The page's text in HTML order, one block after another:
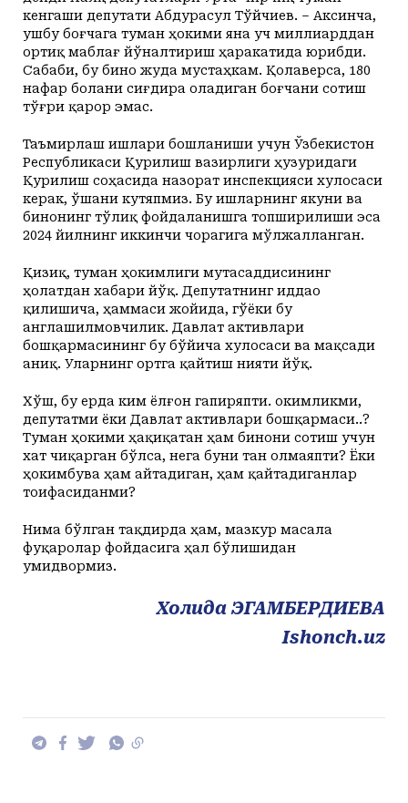
кенгаши депутати Абдурасул Тўйчиев. – Аксинча,
ушбу боғчага туман ҳокими яна уч миллиарддан
ортиқ маблағ йўналтириш ҳаракатида юрибди.
Сабаби, бу бино жуда мустаҳкам. Қолаверса, 180
нафар болани сиғдира оладиган боғчани сотиш
тўғри қарор эмас.
Таъмирлаш ишлари бошланиши учун Ўзбекистон
Республикаси Қурилиш вазирлиги ҳузуридаги
Қурилиш соҳасида назорат инспекцияси хулосаси
керак, ўшани кутяпмиз. Бу ишларнинг якуни ва
бинонинг тўлиқ фойдаланишга топширилиши эса
2024 йилнинг иккинчи чорагига мўлжалланган.
Қизиқ, туман ҳокимлиги мутасаддисининг
ҳолатдан хабари йўқ. Депутатнинг иддао
қилишича, ҳаммаси жойида, гўёки бу
англашилмовчилик. Давлат активлари
бошқармасининг бу бўйича хулосаси ва мақсади
аниқ. Уларнинг ортга қайтиш нияти йўқ.
Хўш, бу ерда ким ёлғон гапиряпти. Ҳокимликми,
депутатми ёки Давлат активлари бошқармаси..?
Туман ҳокими ҳақиқатан ҳам бинони сотиш учун
хат чиқарган бўлса, нега буни тан олмаяпти? Ёки
ҳокимбува ҳам айтадиган, ҳам қайтадиганлар
тоифасиданми?
Нима бўлган тақдирда ҳам, мазкур масала
фуқаролар фойдасига ҳал бўлишидан
умидвормиз.
Холида ЭГАМБЕРДИЕВА
Ishonch.uz